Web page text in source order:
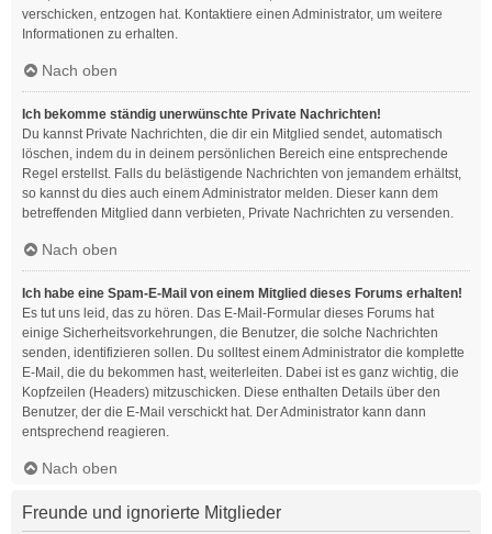
verschicken, entzogen hat. Kontaktiere einen Administrator, um weitere
Informationen zu erhalten.
Nach oben
Ich bekomme ständig unerwünschte Private Nachrichten!
Du kannst Private Nachrichten, die dir ein Mitglied sendet, automatisch
löschen, indem du in deinem persönlichen Bereich eine entsprechende
Regel erstellst. Falls du belästigende Nachrichten von jemandem erhältst,
so kannst du dies auch einem Administrator melden. Dieser kann dem
betreffenden Mitglied dann verbieten, Private Nachrichten zu versenden.
Nach oben
Ich habe eine Spam-E-Mail von einem Mitglied dieses Forums erhalten!
Es tut uns leid, das zu hören. Das E-Mail-Formular dieses Forums hat
einige Sicherheitsvorkehrungen, die Benutzer, die solche Nachrichten
senden, identifizieren sollen. Du solltest einem Administrator die komplette
E-Mail, die du bekommen hast, weiterleiten. Dabei ist es ganz wichtig, die
Kopfzeilen (Headers) mitzuschicken. Diese enthalten Details über den
Benutzer, der die E-Mail verschickt hat. Der Administrator kann dann
entsprechend reagieren.
Nach oben
Freunde und ignorierte Mitglieder